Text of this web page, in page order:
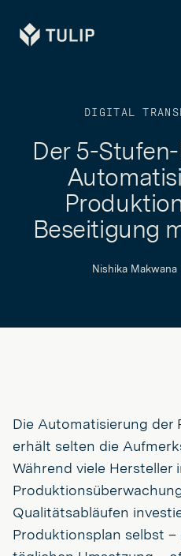
Tulip
DIGITAL
Der 5-
Beseitigung
Nishika Makwana
Die Automatisierung der
erhält selten die
Während viele Hersteller
Qualitätsabläufen
Produktionsplan selbst –